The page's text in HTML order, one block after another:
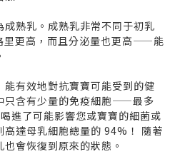
熟乳。成熟乳非常不同于初乳
更高，而且分泌量也更高——能
有效地對抗寶寶可能受到的健
只含有少量的免疫細胞——最多
進了可能影響您或寶寶的細菌或
達母乳細胞總量的 94%！ 隨著
會恢復到原來的狀態。